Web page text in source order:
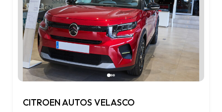
CITROEN AUTOS VELASCO